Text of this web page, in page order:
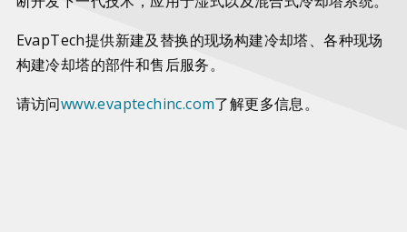
EvapTech提供新建及替换的现场构建冷却塔、各种现场
构建冷却塔的部件和售后服务。
请访问www.evaptechinc.com了解更多信息。